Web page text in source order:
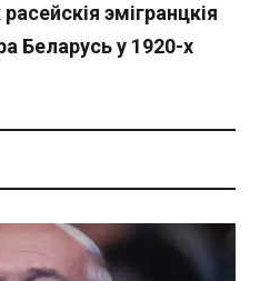
эмігранцкія
Беларусь у 1920-х